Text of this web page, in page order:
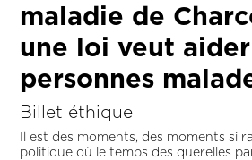
maladie de
une loi veut
personnes
Billet éthique
Il est des moments, des moments si
politique où le temps des querelles